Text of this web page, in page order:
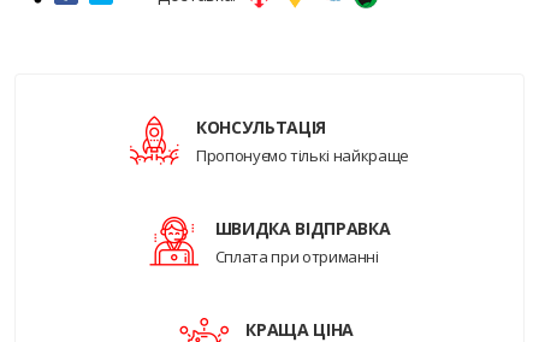
КОНСУЛЬТАЦІЯ
Пропонуємо тількі найкраще
ШВИДКА ВІДПРАВКА
Сплата при отриманні
КРАЩА ЦІНА